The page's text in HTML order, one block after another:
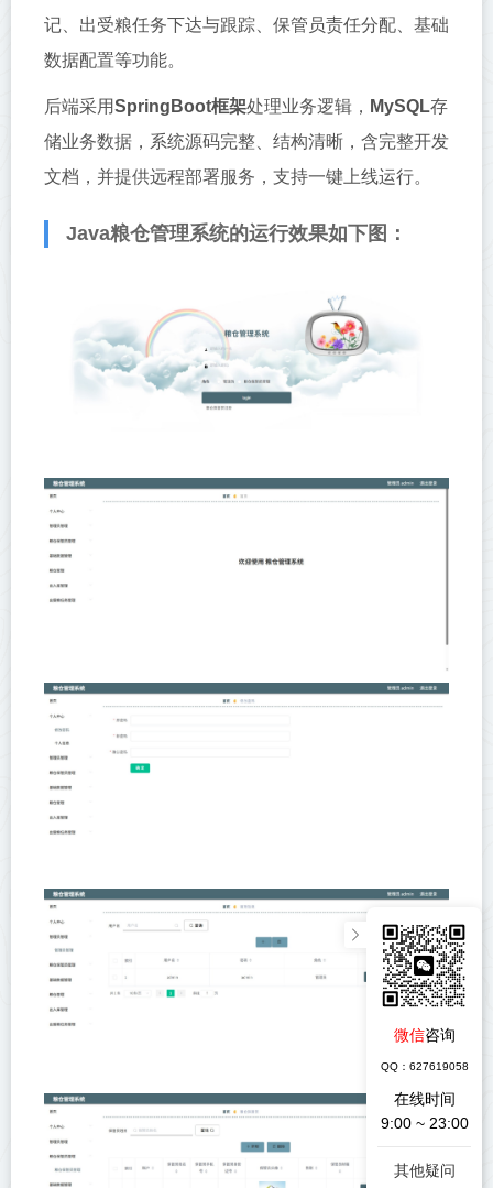
记、出受粮任务下达与跟踪、保管员责任分配、基础
数据配置等功能。
后端采用SpringBoot框架处理业务逻辑， MySQL存
储业务数据，系统源码完整、结构清晰，含完整开发
文档，并提供远程部署服务，支持一键上线运行。
Java粮仓管理系统的运行效果如下图：
微信咨询
QQ：627619058
在线时间
9:00 ~ 23:00
其他疑问